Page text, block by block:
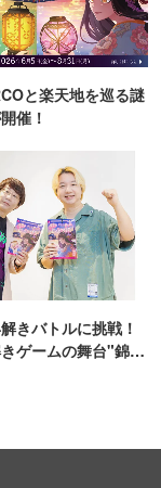
と楽天地を巡る謎
催！
きバトルに挑戦！
ゲームの舞台"錦糸